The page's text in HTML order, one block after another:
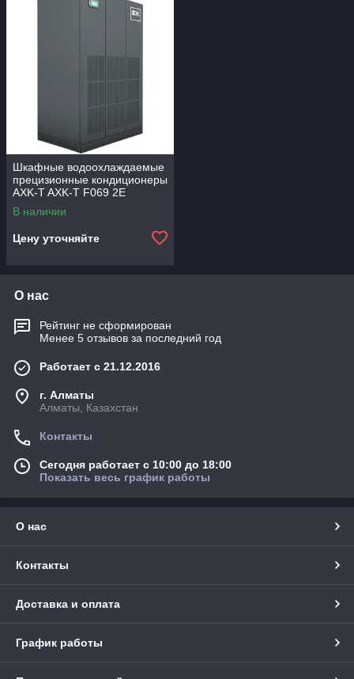
Шкафные водоохлаждаемые
прецизионные кондиционеры
AXK-T AXK-T F069 2E
В наличии
Цену уточняйте
О нас
Рейтинг не сформирован
Менее 5 отзывов за последний год
Работает с 21.12.2016
г. Алматы
Алматы, Казахстан
Контакты
Сегодня работает с 10:00 до 18:00
Показать весь график работы
О нас
Контакты
Доставка и оплата
График работы